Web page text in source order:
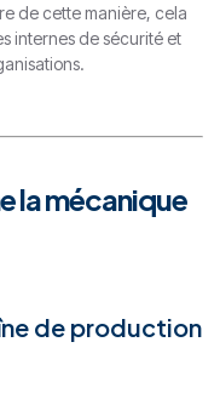
de cette manière, cela
internes de sécurité et
la mécanique
de production